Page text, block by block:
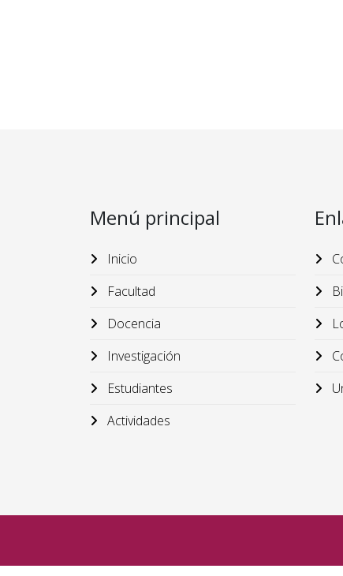
Menú principal
Inicio
Facultad
Docencia
Investigación
Estudiantes
Actividades